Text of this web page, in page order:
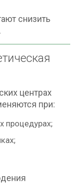
снизить
центрах
при:
процедурах;